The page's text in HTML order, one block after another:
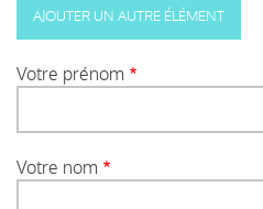
Votre prénom
Votre nom